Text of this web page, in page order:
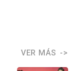
VER MÁS